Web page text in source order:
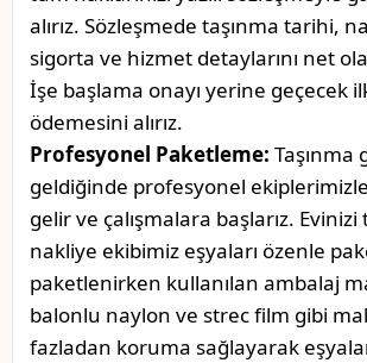
alırız. Sözleşmede taşınma tarihi,
sigorta ve hizmet detaylarını net
İşe başlama onayı yerine geçecek
ödemesini alırız.
Profesyonel Paketleme: Taşınma
geldiğinde profesyonel
gelir ve çalışmalara başlarız. Evinizi
nakliye ekibimiz eşyaları özenle
paketlenirken kullanılan ambalaj
balonlu naylon ve strec film gibi
fazladan koruma sağlayarak